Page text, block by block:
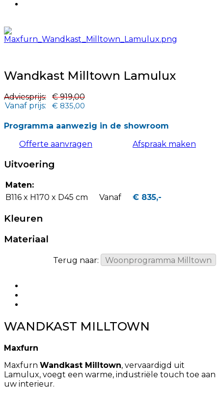
Wandkast Milltown Lamulux
Adviesprijs:
€ 919,00
Vanaf prijs:
€ 835,00
Programma aanwezig in de showroom
Offerte aanvragen
Afspraak maken
Uitvoering
Maten:
B116 x H170 x D45 cm
Vanaf € 835,-
Kleuren
Materiaal
Terug naar: Woonprogramma Milltown
WANDKAST MILLTOWN
Maxfurn
Maxfurn Wandkast Milltown, vervaardigd uit
Lamulux, voegt een warme, industriële touch toe aan
uw interieur.